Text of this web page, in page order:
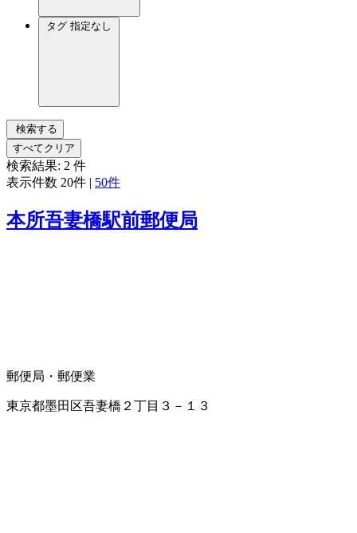
タグ 指定なし
検索する
すべてクリア
検索結果: 2 件
表示件数 20件 | 50件
本所吾妻橋駅前郵便局
郵便局・郵便業
東京都墨田区吾妻橋２丁目３－１３